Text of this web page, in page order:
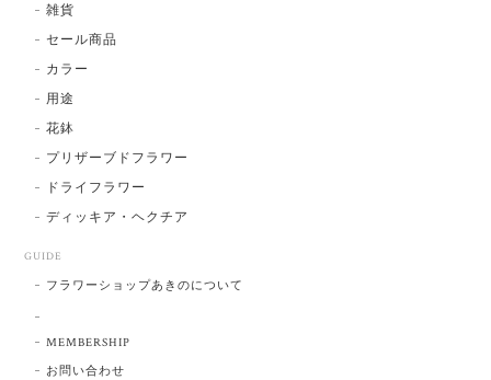
雑貨
セール商品
カラー
用途
花鉢
プリザーブドフラワー
ドライフラワー
ディッキア・ヘクチア
GUIDE
フラワーショップあきのについて
MEMBERSHIP
お問い合わせ